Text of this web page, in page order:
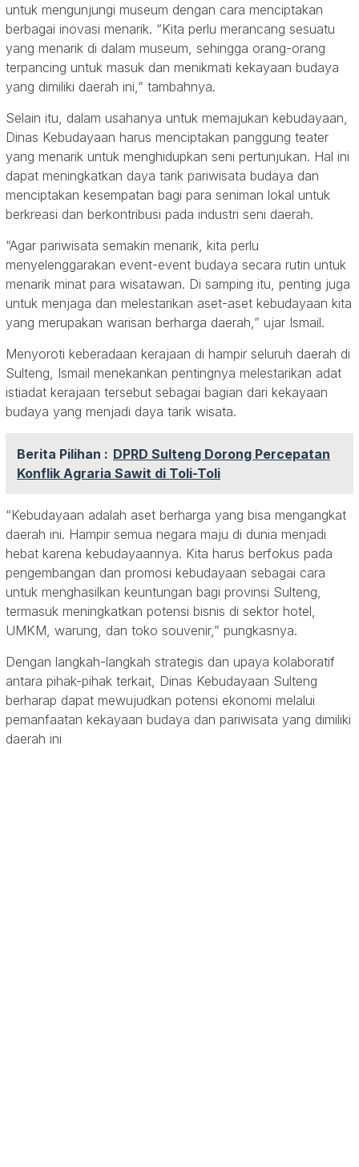
untuk mengunjungi museum dengan cara menciptakan
berbagai inovasi menarik. “Kita perlu merancang sesuatu
yang menarik di dalam museum, sehingga orang-orang
terpancing untuk masuk dan menikmati kekayaan budaya
yang dimiliki daerah ini,” tambahnya.
Selain itu, dalam usahanya untuk memajukan kebudayaan,
Dinas Kebudayaan harus menciptakan panggung teater
yang menarik untuk menghidupkan seni pertunjukan. Hal ini
dapat meningkatkan daya tarik pariwisata budaya dan
menciptakan kesempatan bagi para seniman lokal untuk
berkreasi dan berkontribusi pada industri seni daerah.
“Agar pariwisata semakin menarik, kita perlu
menyelenggarakan event-event budaya secara rutin untuk
menarik minat para wisatawan. Di samping itu, penting juga
untuk menjaga dan melestarikan aset-aset kebudayaan kita
yang merupakan warisan berharga daerah,” ujar Ismail.
Menyoroti keberadaan kerajaan di hampir seluruh daerah di
Sulteng, Ismail menekankan pentingnya melestarikan adat
istiadat kerajaan tersebut sebagai bagian dari kekayaan
budaya yang menjadi daya tarik wisata.
Berita Pilihan : DPRD Sulteng Dorong Percepatan
Konflik Agraria Sawit di Toli-Toli
“Kebudayaan adalah aset berharga yang bisa mengangkat
daerah ini. Hampir semua negara maju di dunia menjadi
hebat karena kebudayaannya. Kita harus berfokus pada
pengembangan dan promosi kebudayaan sebagai cara
untuk menghasilkan keuntungan bagi provinsi Sulteng,
termasuk meningkatkan potensi bisnis di sektor hotel,
UMKM, warung, dan toko souvenir,” pungkasnya.
Dengan langkah-langkah strategis dan upaya kolaboratif
antara pihak-pihak terkait, Dinas Kebudayaan Sulteng
berharap dapat mewujudkan potensi ekonomi melalui
pemanfaatan kekayaan budaya dan pariwisata yang dimiliki
daerah ini